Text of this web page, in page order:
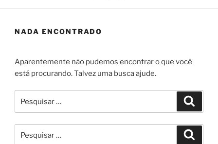
NADA ENCONTRADO
Aparentemente não pudemos encontrar o que você
está procurando. Talvez uma busca ajude.
por:
por: